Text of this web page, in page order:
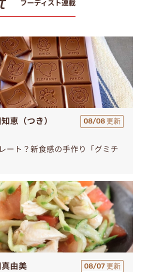
フーディスト連載
恵（つき） 08/08 更新
ート？新食感の手作り「グミチ
由美 08/07 更新